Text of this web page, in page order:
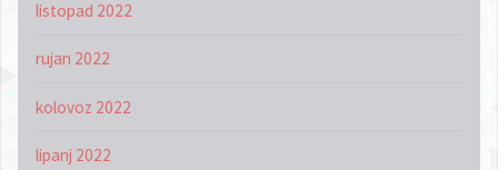
listopad 2022
rujan 2022
kolovoz 2022
lipanj 2022